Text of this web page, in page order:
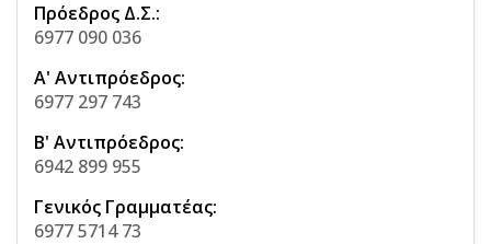
Πρόεδρος Δ.Σ.:
6977 090 036
Α' Αντιπρόεδρος:
6977 297 743
Β' Αντιπρόεδρος:
6942 899 955
Γενικός Γραμματέας:
6977 5714 73